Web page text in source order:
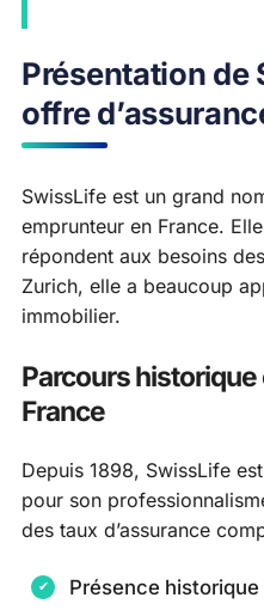
Présentation de
offre
SwissLife est un grand
emprunteur en France.
répondent aux besoins
Zurich, elle a beaucoup
immobilier.
Parcours
France
Depuis 1898, SwissLife
pour son
des taux d’assurance
Présence